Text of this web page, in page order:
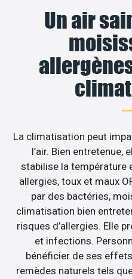
Un air
La climatisation peut
l’air. Bien entretenue,
stabilise la température
allergies, toux et maux
par des bactéries,
climatisation bien
risques d’allergies. Elle
et infections.
bénéficier de ses
remèdes naturels tels